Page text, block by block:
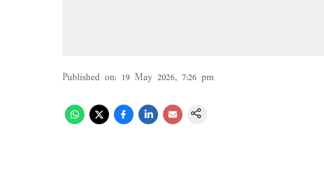
Published on: 19 May 2026, 7:26 pm